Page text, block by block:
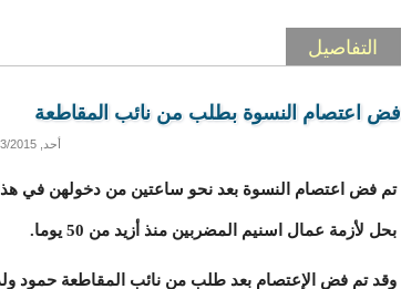
التفاصيل
فض اعتصام النسوة بطلب من نائب المقاطعة
أحد, 29/03/2015 - 00:54
تم فض اعتصام النسوة بعد نحو ساعتين من دخولهن في هذا
بحل لأزمة عمال اسنيم المضربين منذ أزيد من 50 يوما.
وقد تم فض الإعتصام بعد طلب من نائب المقاطعة حمود